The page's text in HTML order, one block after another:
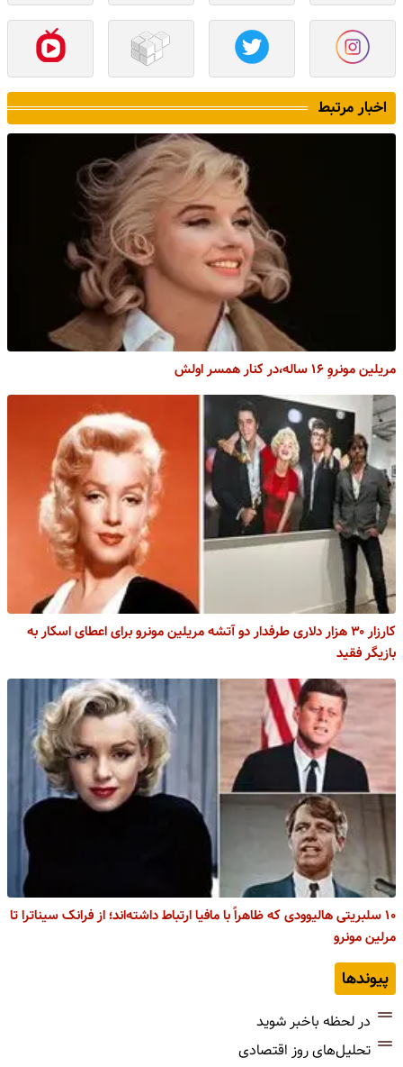
اخبار مرتبط
مریلین مونروِ ۱۶ ساله،در کنار همسر اولش
کارزار ۳۰ هزار دلاری طرفدار دو آتشه مریلین مونرو برای اعطای اسکار به
بازیگر فقید
۱۰ سلبریتی هالیوودی که ظاهراً با مافیا ارتباط داشته‌اند؛ از فرانک سیناترا تا
مرلین مونرو
پیوندها
در لحظه باخبر شوید
تحلیل‌های روز اقتصادی